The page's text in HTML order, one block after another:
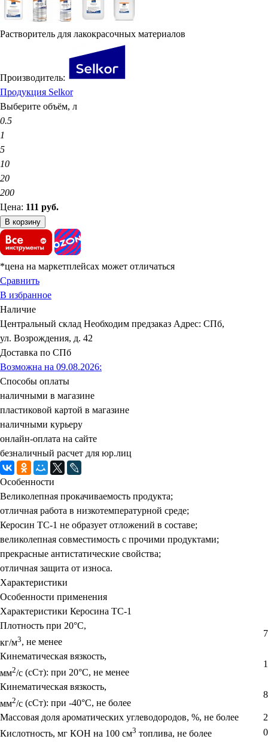
Растворитель для лакокрасочных материалов
Производитель:
Продукция Selkor
Выберите объём, л
0.5
1
5
10
20
200
Цена: 111 руб.
В корзину
*цена на маркетплейсах может отличаться
Сравнить
В избранное
Наличие
Центральный склад Необходим предзаказ Адрес: СПб,
ул. Возрождения, д. 42
Доставка по СПб
Возможна на 09.08.2026:
Способы оплаты
наличными в магазине
пластиковой картой в магазине
наличными курьеру
онлайн-оплата на сайте
безналичный расчет для юр.лиц
Особенности
Великолепная прокачиваемость продукта;
отличная работа в низкотемпературной среде;
Керосин ТС-1 не образует отложений в составе;
великолепная совместимость с прочими продуктами;
прекрасные антистатические свойства;
отличная защита от износа.
Характеристики
Особенности применения
Характеристики Керосина ТС-1
Плотность при 20°С,
кг/м3, не менее
Кинематическая вязкость,
мм2/с (сСт): при 20°С, не менее
Кинематическая вязкость,
мм2/с (сСт): при -40°С, не более
Массовая доля ароматических углеводородов, %, не более
Кислотность, мг КОН на 100 см3 топлива, не более